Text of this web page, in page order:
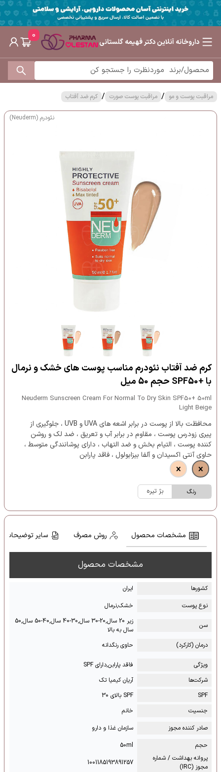
داروخانه آنلاین دکتر فهیمه گلستانی
0
مراقبت پوست و مو / مراقبت پوست صورت / کرم ضد آفتاب
نئودرم (Neuderm)
کرم ضد آفتاب نئودرم مناسب پوست های خشک و نرمال
با +SPF50 حجم 50 میل
Neuderm Sunscreen Cream For Normal To Dry Skin SPF50+ 50ml
Light Beige
محافظت بالا از پوست در برابر اشعه های UVA و UVB ، جلوگیری از
پیری زودرس پوست ، مقاوم در برابر آب و تعریق ، ضد لک و روشن
کننده پوست ، التیام بخش و ضد التهاب ، دارای پوشانندگی متوسط ،
حاوی آنتی اکسیدان و آلفا بیزابولول ، فاقد پارابن
رنگ بژ تیره
مشخصات محصول روش مصرف سایر توضیحات
مشخصات محصول
کشور‌ها
ایران
نوع پوست
خشک,نرمال
سن
زیر 20 سال,20-30 سال,30-40 سال,40-50 سال,50
سال به بالا
درمان (کارکرد)
حاوی رنگدانه
ویژگی
فاقد پارابن,دارای SPF
شرکت‌ها
آریان کیمیا تک
SPF
SPF بالای 30
جنسیت
خانم
صادر کننده مجوز
سازمان غذا و دارو
حجم
50ml
پروانه بهداشت / شماره
مجوز (IRC)
1001185193891257